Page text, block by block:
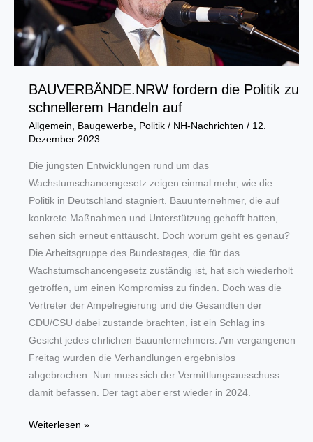
sichern
BAUVERBÄNDE.NRW fordern die Politik zu
schnellerem Handeln auf
Allgemein Baugewerbe, Politik/ NH-Nachrichten / 12.
Dezember 2023
Die jüngsten Entwicklungen rund um das
Wachstumschancengesetz zeigen einmal mehr, wie die
Politik in Deutschland stagniert. Bauunternehmer, die auf
konkrete Maßnahmen und Unterstützung gehofft hatten,
sehen sich erneut enttäuscht. Doch worum geht es genau?
Die Arbeitsgruppe des Bundestages, die für das
Wachstumschancengesetz zuständig ist, hat sich wiederholt
getroffen, um einen Kompromiss zu finden. Doch was die
Vertreter der Ampelregierung und die Gesandten der
CDU/CSU dabei zustande brachten, ist ein Schlag ins
Gesicht jedes ehrlichen Bauunternehmers. Am vergangenen
Freitag wurden die Verhandlungen ergebnislos
abgebrochen. Nun muss sich der Vermittlungsausschuss
damit befassen. Der tagt aber erst wieder in 2024.
BAUVERBÄNDE.NRW
Weiterlesen »